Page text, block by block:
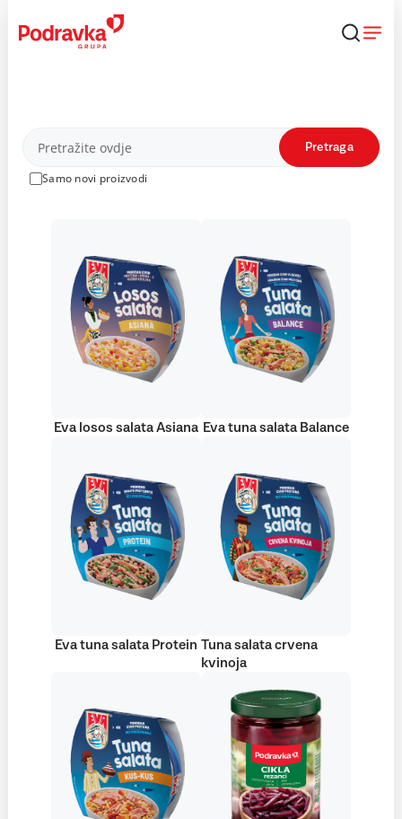
content
Proizvodi
Samo novi proizvodi
Pretraga
Eva losos salata Asiana Eva tuna salata Balance
Eva tuna salata Protein Tuna salata crvena
kvinoja